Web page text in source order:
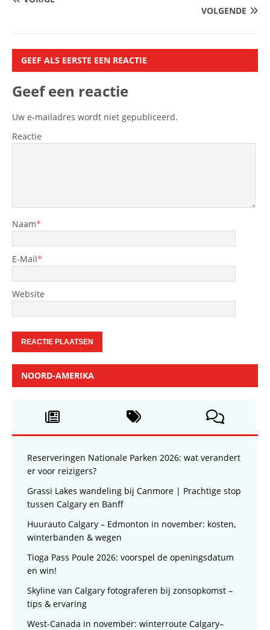
VOLGENDE
GEEF ALS EERSTE EEN REACTIE
Geef een reactie
Uw e-mailadres wordt niet gepubliceerd.
Reactie
Naam*
E-Mail*
Website
NOORD-AMERIKA
Reserveringen Nationale Parken 2026: wat verandert
er voor reizigers?
Grassi Lakes wandeling bij Canmore | Prachtige stop
tussen Calgary en Banff
Huurauto Calgary – Edmonton in november: kosten,
winterbanden & wegen
Tioga Pass Poule 2026: voorspel de openingsdatum
en win!
Skyline van Calgary fotograferen bij zonsopkomst –
tips & ervaring
West-Canada in november: winterroute Calgary–